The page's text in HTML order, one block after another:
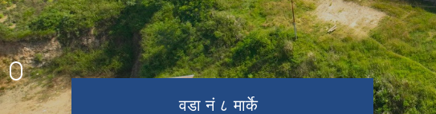
वडा नं ८ मार्के
वडा नं ७ ओख्रेनी
नगर सभा
प्रशिद्ब धार्मिक स्थल खैराबाङ
नगरपालिका परिवार
रनिङ सिल्ड